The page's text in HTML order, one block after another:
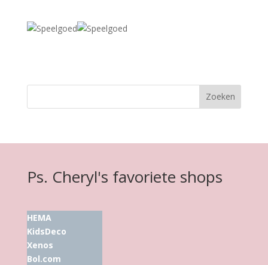
Ps. Cheryl's favoriete shops
HEMA
KidsDeco
Xenos
Bol.com